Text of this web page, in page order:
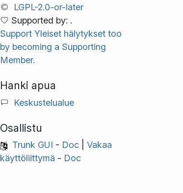
LGPL-2.0-or-later
Supported by: .
Support Yleiset hälytykset too
by becoming a Supporting
Member.
Hanki apua
Keskustelualue
Osallistu
Trunk GUI - Doc| Vakaa
käyttöliittymä - Doc